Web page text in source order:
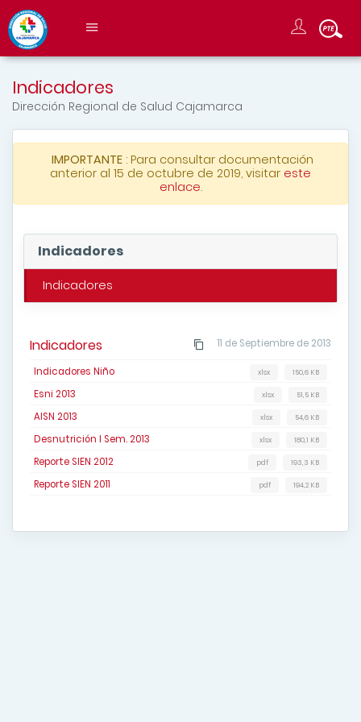
Indicadores
Dirección Regional de Salud Cajamarca
IMPORTANTE: Para consultar documentación
anterior al 15 de octubre de 2019, visitar este
enlace.
Indicadores
Indicadores
11 de Septiembre de 2013
Indicadores
Indicadores Niño 150,6 KB
xlsx
Esni 2013 51,5 KB
xlsx
AISN 2013 54,6 KB
xlsx
Desnutrición I Sem. 2013 180,1 KB
xlsx
Reporte SIEN 2012 193,3 KB
pdf
Reporte SIEN 2011 194,2 KB
pdf